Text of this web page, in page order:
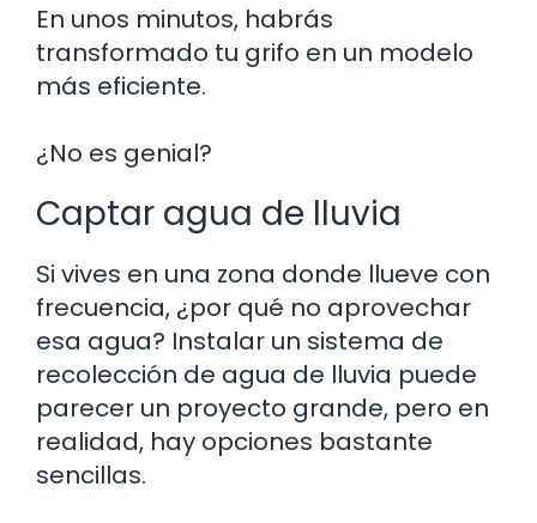
En unos minutos, habrás
transformado tu grifo en un modelo
más eficiente.
¿No es genial?
Captar agua de lluvia
Si vives en una zona donde llueve con
frecuencia, ¿por qué no aprovechar
esa agua? Instalar un sistema de
recolección de agua de lluvia puede
parecer un proyecto grande, pero en
realidad, hay opciones bastante
sencillas.